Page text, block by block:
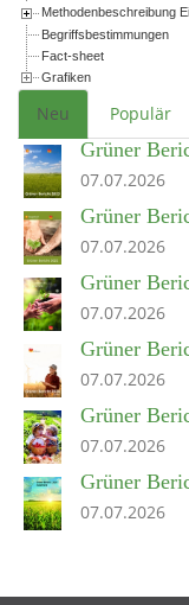
Methodenbeschreibung
Begriffsbestimmungen
Fact-sheet
Grafiken
Neu Populär
Grüner
07.07.2026
Grüner
07.07.2026
Grüner
07.07.2026
Grüner
07.07.2026
Grüner
07.07.2026
Grüner
07.07.2026